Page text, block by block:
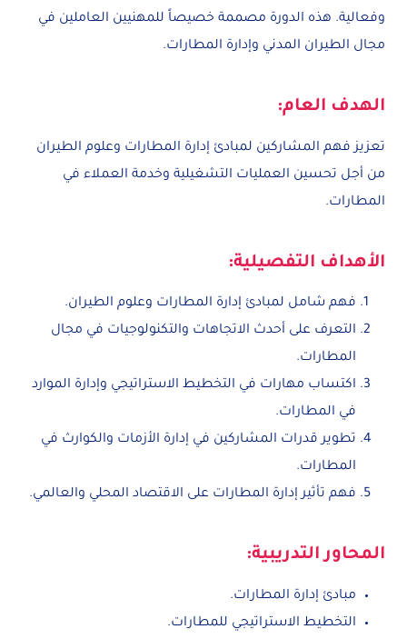
وفعالية. هذه الدورة مصممة خصيصاً للمهنيين العاملين في
مجال الطيران المدني وإدارة المطارات.
الهدف العام:
تعزيز فهم المشاركين لمبادئ إدارة المطارات وعلوم الطيران
من أجل تحسين العمليات التشغيلية وخدمة العملاء في
المطارات.
الأهداف التفصيلية:
فهم شامل لمبادئ إدارة المطارات وعلوم الطيران.
التعرف على أحدث الاتجاهات والتكنولوجيات في مجال
المطارات.
اكتساب مهارات في التخطيط الاستراتيجي وإدارة الموارد
في المطارات.
تطوير قدرات المشاركين في إدارة الأزمات والكوارث في
المطارات.
فهم تأثير إدارة المطارات على الاقتصاد المحلي والعالمي.
المحاور التدريبية:
مبادئ إدارة المطارات.
التخطيط الاستراتيجي للمطارات.